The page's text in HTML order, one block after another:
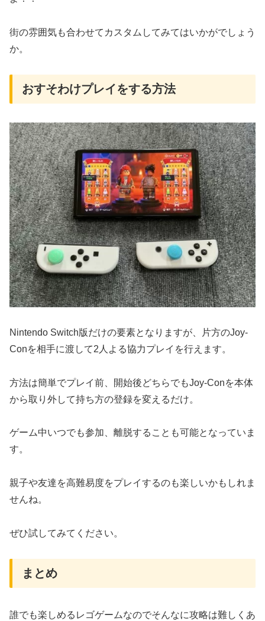
街の雰囲気も合わせてカスタムしてみてはいかがでしょう
か。
おすそわけプレイをする方法
Nintendo Switch版だけの要素となりますが、片方のJoy-
Conを相手に渡して2人よる協力プレイを行えます。
方法は簡単でプレイ前、開始後どちらでもJoy-Conを本体
から取り外して持ち方の登録を変えるだけ。
ゲーム中いつでも参加、離脱することも可能となっていま
す。
親子や友達を高難易度をプレイするのも楽しいかもしれま
せんね。
ぜひ試してみてください。
まとめ
誰でも楽しめるレゴゲームなのでそんなに攻略は難しくあ